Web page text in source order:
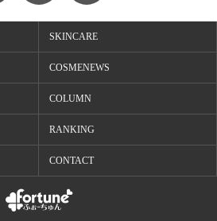
SKINCARE
COSMENEWS
COLUMN
RANKING
CONTACT